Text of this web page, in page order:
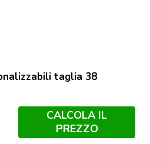
taglia 38
CALCOLA IL
PREZZO